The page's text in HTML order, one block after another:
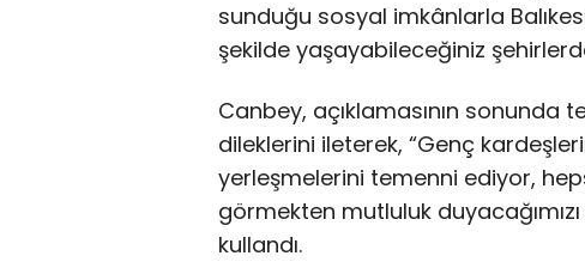
sunduğu sosyal imkânlarla
şekilde yaşayabileceğiniz
Canbey, açıklamasının
dileklerini ileterek, “Genç
yerleşmelerini temenni ediyor,
görmekten mutluluk
kullandı.